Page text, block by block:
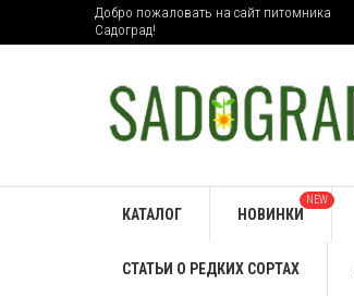
Добро пожаловать на сайт питомника
Садоград!
КАТАЛОГ НОВИНКИ
NEW
СТАТЬИ О РЕДКИХ СОРТАХ